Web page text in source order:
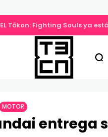
Tōkon: Fighting Souls ya
MOTOR
entrega